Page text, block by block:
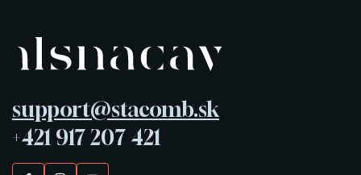
support@stacomb.sk
+421 917 207 421